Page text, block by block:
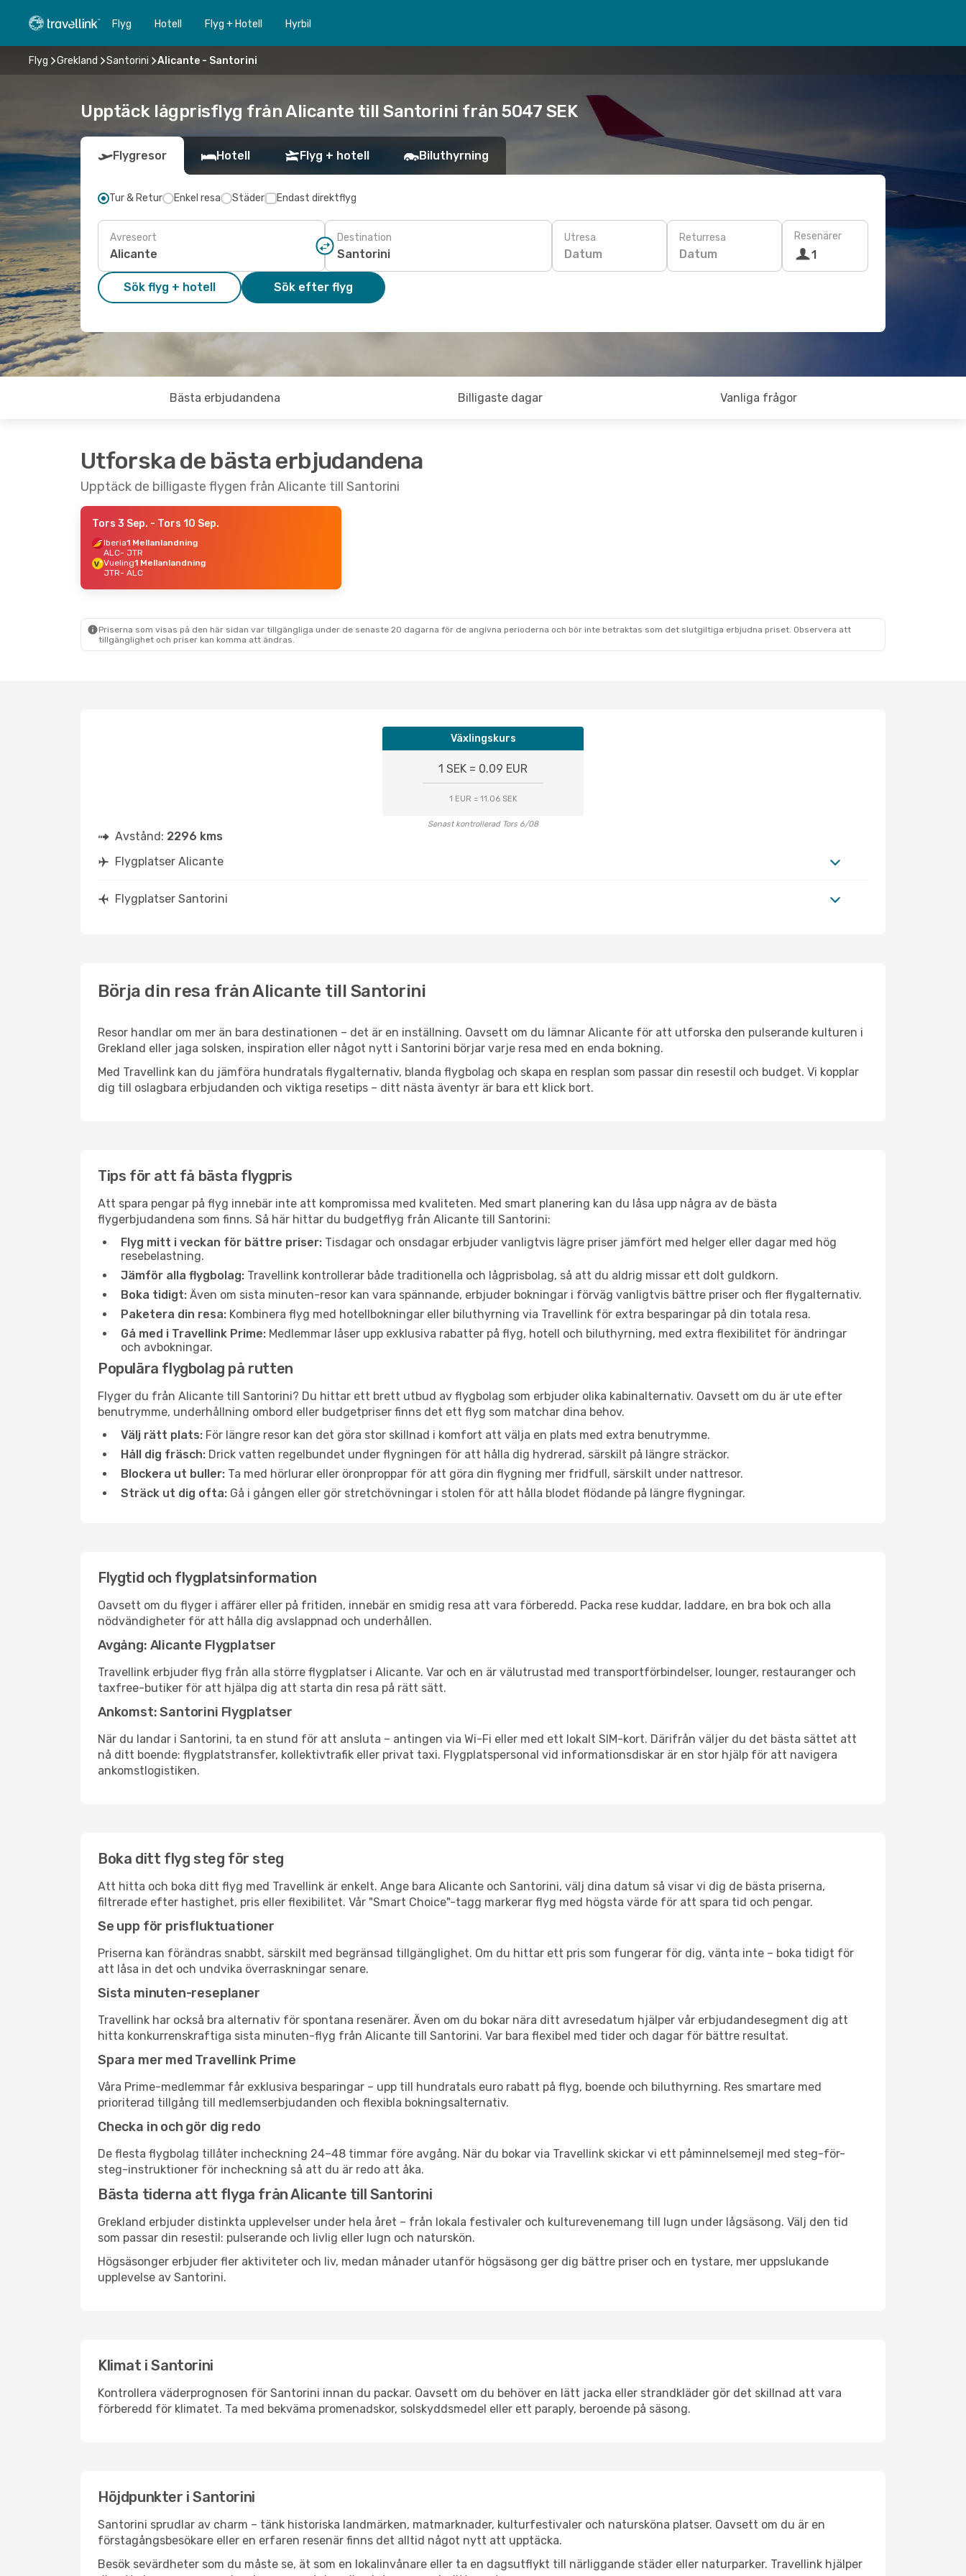
Flyg Hotell Flyg + Hotell Hyrbil
Flyg Grekland Santorini Alicante - Santorini
Upptäck lågprisflyg från Alicante till Santorini från 5047 SEK
Flygresor Hotell Flyg + hotell Biluthyrning
Tur & Retur Enkel resa Städer Endast direktflyg
Avreseort Destination Utresa
Datum
Returresa
Datum
Resenärer
1
Sök flyg + hotell Sök efter flyg
Bästa erbjudandena Billigaste dagar Vanliga frågor
Utforska de bästa erbjudandena
Upptäck de billigaste flygen från Alicante till Santorini
Tors 3 Sep. - Tors 10 Sep.
Iberia1 Mellanlandning
ALC- JTR
Vueling1 Mellanlandning
JTR- ALC
Priserna som visas på den här sidan var tillgängliga under de senaste 20 dagarna för de angivna perioderna och bör inte betraktas som det slutgiltiga erbjudna priset. Observera att
tillgänglighet och priser kan komma att ändras.
Växlingskurs
1 SEK = 0.09 EUR
1 EUR = 11.06 SEK
Senast kontrollerad Tors 6/08
Avstånd: 2296 kms
Flygplatser Alicante
Flygplatser Santorini
Börja din resa från Alicante till Santorini
Resor handlar om mer än bara destinationen – det är en inställning. Oavsett om du lämnar Alicante för att utforska den pulserande kulturen i
Grekland eller jaga solsken, inspiration eller något nytt i Santorini börjar varje resa med en enda bokning.
Med Travellink kan du jämföra hundratals flygalternativ, blanda flygbolag och skapa en resplan som passar din resestil och budget. Vi kopplar
dig till oslagbara erbjudanden och viktiga resetips – ditt nästa äventyr är bara ett klick bort.
Tips för att få bästa flygpris
Att spara pengar på flyg innebär inte att kompromissa med kvaliteten. Med smart planering kan du låsa upp några av de bästa
flygerbjudandena som finns. Så här hittar du budgetflyg från Alicante till Santorini:
Flyg mitt i veckan för bättre priser: Tisdagar och onsdagar erbjuder vanligtvis lägre priser jämfört med helger eller dagar med hög
resebelastning.
Jämför alla flygbolag: Travellink kontrollerar både traditionella och lågprisbolag, så att du aldrig missar ett dolt guldkorn.
Boka tidigt: Även om sista minuten-resor kan vara spännande, erbjuder bokningar i förväg vanligtvis bättre priser och fler flygalternativ.
Paketera din resa: Kombinera flyg med hotellbokningar eller biluthyrning via Travellink för extra besparingar på din totala resa.
Gå med i Travellink Prime: Medlemmar låser upp exklusiva rabatter på flyg, hotell och biluthyrning, med extra flexibilitet för ändringar
och avbokningar.
Populära flygbolag på rutten
Flyger du från Alicante till Santorini? Du hittar ett brett utbud av flygbolag som erbjuder olika kabinalternativ. Oavsett om du är ute efter
benutrymme, underhållning ombord eller budgetpriser finns det ett flyg som matchar dina behov.
Välj rätt plats: För längre resor kan det göra stor skillnad i komfort att välja en plats med extra benutrymme.
Håll dig fräsch: Drick vatten regelbundet under flygningen för att hålla dig hydrerad, särskilt på längre sträckor.
Blockera ut buller: Ta med hörlurar eller öronproppar för att göra din flygning mer fridfull, särskilt under nattresor.
Sträck ut dig ofta: Gå i gången eller gör stretchövningar i stolen för att hålla blodet flödande på längre flygningar.
Flygtid och flygplatsinformation
Oavsett om du flyger i affärer eller på fritiden, innebär en smidig resa att vara förberedd. Packa rese kuddar, laddare, en bra bok och alla
nödvändigheter för att hålla dig avslappnad och underhållen.
Avgång: Alicante Flygplatser
Travellink erbjuder flyg från alla större flygplatser i Alicante. Var och en är välutrustad med transportförbindelser, lounger, restauranger och
taxfree-butiker för att hjälpa dig att starta din resa på rätt sätt.
Ankomst: Santorini Flygplatser
När du landar i Santorini, ta en stund för att ansluta – antingen via Wi-Fi eller med ett lokalt SIM-kort. Därifrån väljer du det bästa sättet att
nå ditt boende: flygplatstransfer, kollektivtrafik eller privat taxi. Flygplatspersonal vid informationsdiskar är en stor hjälp för att navigera
ankomstlogistiken.
Boka ditt flyg steg för steg
Att hitta och boka ditt flyg med Travellink är enkelt. Ange bara Alicante och Santorini, välj dina datum så visar vi dig de bästa priserna,
filtrerade efter hastighet, pris eller flexibilitet. Vår "Smart Choice"-tagg markerar flyg med högsta värde för att spara tid och pengar.
Se upp för prisfluktuationer
Priserna kan förändras snabbt, särskilt med begränsad tillgänglighet. Om du hittar ett pris som fungerar för dig, vänta inte – boka tidigt för
att låsa in det och undvika överraskningar senare.
Sista minuten-reseplaner
Travellink har också bra alternativ för spontana resenärer. Även om du bokar nära ditt avresedatum hjälper vår erbjudandesegment dig att
hitta konkurrenskraftiga sista minuten-flyg från Alicante till Santorini. Var bara flexibel med tider och dagar för bättre resultat.
Spara mer med Travellink Prime
Våra Prime-medlemmar får exklusiva besparingar – upp till hundratals euro rabatt på flyg, boende och biluthyrning. Res smartare med
prioriterad tillgång till medlemserbjudanden och flexibla bokningsalternativ.
Checka in och gör dig redo
De flesta flygbolag tillåter incheckning 24–48 timmar före avgång. När du bokar via Travellink skickar vi ett påminnelsemejl med steg-för-
steg-instruktioner för incheckning så att du är redo att åka.
Bästa tiderna att flyga från Alicante till Santorini
Grekland erbjuder distinkta upplevelser under hela året – från lokala festivaler och kulturevenemang till lugn under lågsäsong. Välj den tid
som passar din resestil: pulserande och livlig eller lugn och naturskön.
Högsäsonger erbjuder fler aktiviteter och liv, medan månader utanför högsäsong ger dig bättre priser och en tystare, mer uppslukande
upplevelse av Santorini.
Klimat i Santorini
Kontrollera väderprognosen för Santorini innan du packar. Oavsett om du behöver en lätt jacka eller strandkläder gör det skillnad att vara
förberedd för klimatet. Ta med bekväma promenadskor, solskyddsmedel eller ett paraply, beroende på säsong.
Höjdpunkter i Santorini
Santorini sprudlar av charm – tänk historiska landmärken, matmarknader, kulturfestivaler och natursköna platser. Oavsett om du är en
förstagångsbesökare eller en erfaren resenär finns det alltid något nytt att upptäcka.
Besök sevärdheter som du måste se, ät som en lokalinvånare eller ta en dagsutflykt till närliggande städer eller naturparker. Travellink hjälper